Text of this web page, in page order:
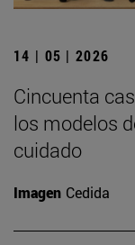
14 | 05 | 2026
Cincuenta
los modelos
cuidado
Imagen Cedida